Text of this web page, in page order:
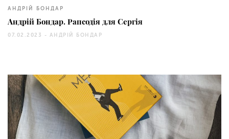
АНДРІЙ БОНДАР
Андрій Бондар. Рапсодія для Сергія
07.02.2023 - АНДРІЙ БОНДАР